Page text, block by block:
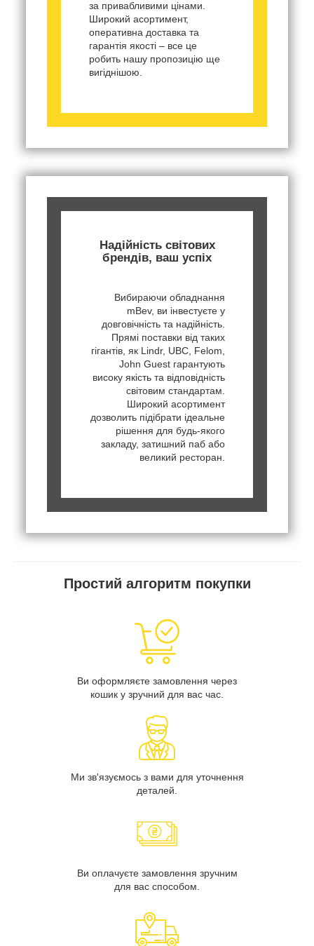
за привабливими цінами.
Широкий асортимент,
оперативна доставка та
гарантія якості – все це
робить нашу пропозицію ще
вигіднішою.
Надійність світових
брендів, ваш успіх
Вибираючи обладнання
mBev, ви інвестуєте у
довговічність та надійність.
Прямі поставки від таких
гігантів, як Lindr, UBC, Felom,
John Guest гарантують
високу якість та відповідність
світовим стандартам.
Широкий асортимент
дозволить підібрати ідеальне
рішення для будь-якого
закладу, затишний паб або
великий ресторан.
Простий алгоритм покупки
Ви оформляєте замовлення через
кошик у зручний для вас час.
Ми зв'язуємось з вами для уточнення
деталей.
Ви оплачуєте замовлення зручним
для вас способом.